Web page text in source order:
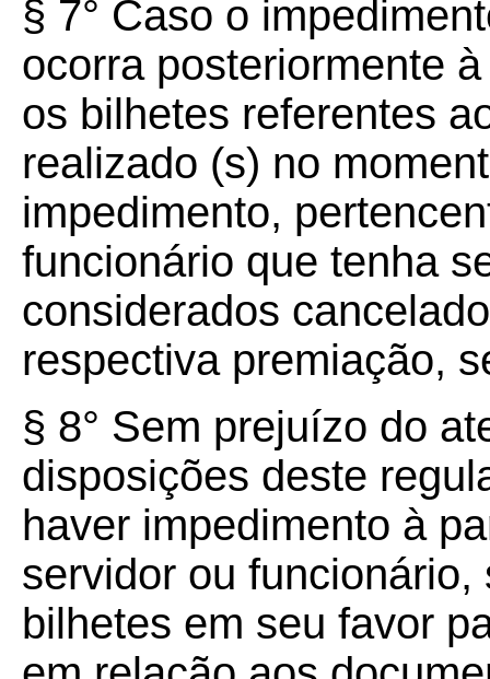
§ 7° Caso o
ocorra posteriormente
os bilhetes referentes
realizado (s) no
impedimento,
funcionário que tenha
considerados
respectiva premiação,
§ 8° Sem prejuízo do
disposições deste
haver impedimento à
servidor ou
bilhetes em seu favor